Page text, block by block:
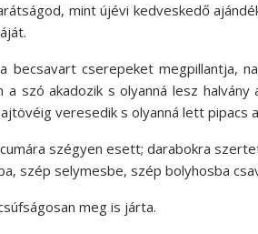
mint újévi kedveskedő
becsavart cserepeket megpillantja,
a szó akadozik s olyanná lesz
veresedik s olyanná lett pipacs
szégyen esett; darabokra
szép selymesbe, szép bolyhosba
meg is járta.